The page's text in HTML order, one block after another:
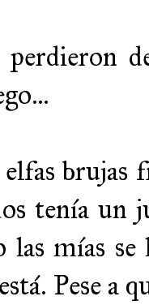
perdieron
brujas
tenía
las mías
Pese a